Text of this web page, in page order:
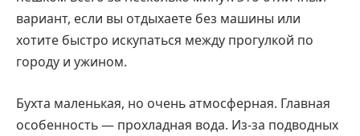
вариант, если вы отдыхаете без машины или
хотите быстро искупаться между прогулкой по
городу и ужином.
Бухта маленькая, но очень атмосферная. Главная
особенность — прохладная вода. Из-за подводных